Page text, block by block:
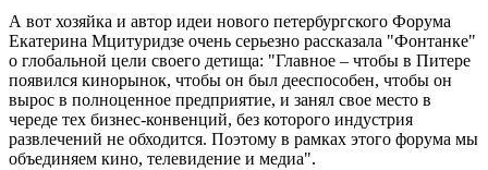
А вот хозяйка и автор идеи нового петербургского Форума
Екатерина Мцитуридзе очень серьезно рассказала "Фонтанке"
о глобальной цели своего детища: "Главное – чтобы в Питере
появился кинорынок, чтобы он был дееспособен, чтобы он
вырос в полноценное предприятие, и занял свое место в
череде тех бизнес-конвенций, без которого индустрия
развлечений не обходится. Поэтому в рамках этого форума мы
объединяем кино, телевидение и медиа".